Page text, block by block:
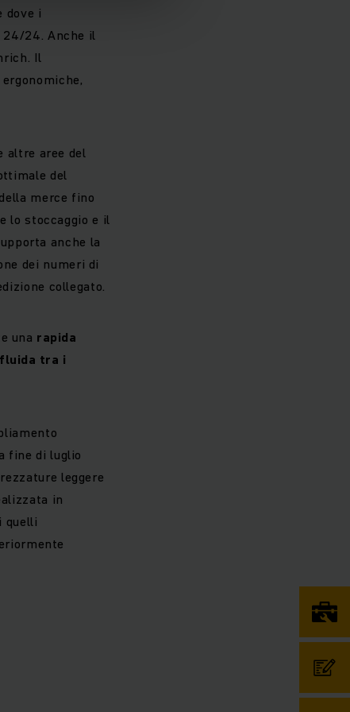
dove i
24/24. Anche il
Il
altre aree del
del
merce fino
lo stoccaggio e il
anche la
dei numeri di
collegato.
una rapida
tra i
fine di luglio
leggere
in
quelli